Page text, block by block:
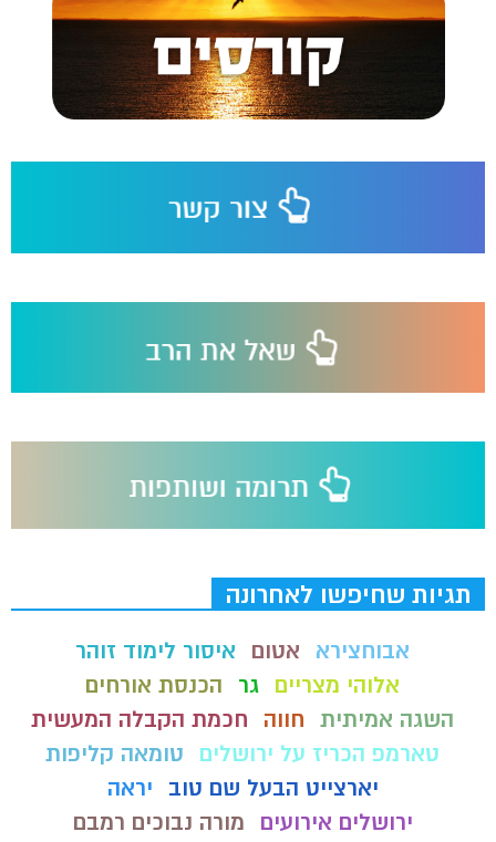
תגיות שחיפשו לאחרונה
אבוחצירא אטום
איסור לימוד זוהר
אלוהי מצריים גר
הכנסת אורחים
השגה אמיתית חווה
חכמת הקבלה המעשית
טארמפ הכריז על ירושלים
טומאה קליפות
יארצייט הבעל שם טוב
יראה
ירושלים אירועים
מורה נבוכים רמבם